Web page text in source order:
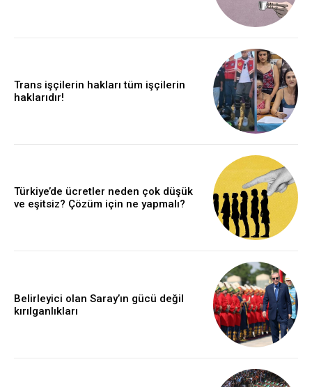
Trans işçilerin hakları tüm işçilerin
haklarıdır!
Türkiye’de ücretler neden çok düşük
ve eşitsiz? Çözüm için ne yapmalı?
Belirleyici olan Saray’ın gücü değil
kırılganlıkları